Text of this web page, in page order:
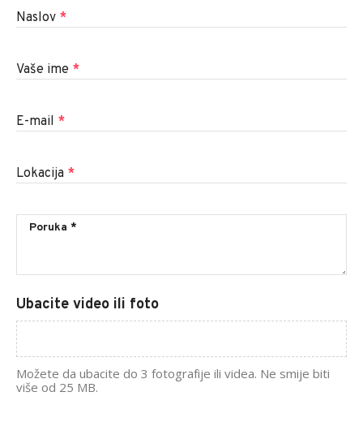
Naslov *
Vaše ime *
E-mail *
Lokacija *
Ubacite video ili foto
Možete da ubacite do 3 fotografije ili videa. Ne smije biti
više od 25 MB.